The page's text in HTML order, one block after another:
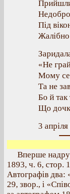
Під
Жалібно
«Не
Мому
Та не
Бо й
Що
3
Вперше
1893, ч. 6, стор.
Автографів два:
29, звор., і